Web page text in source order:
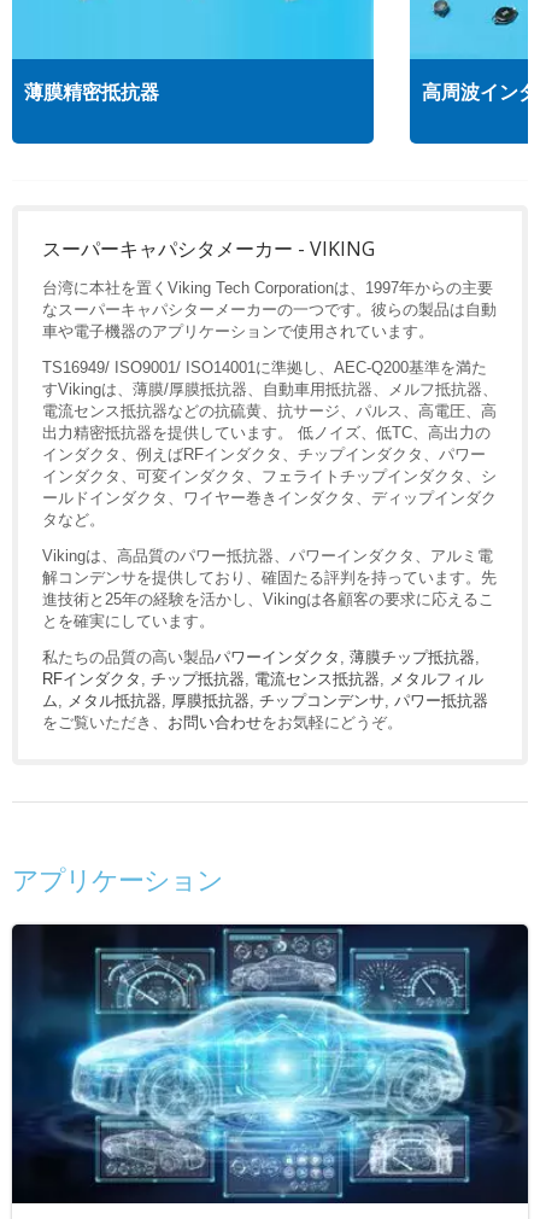
薄膜精密抵抗器 高周波イン
スーパーキャパシタメーカー - VIKING
台湾に本社を置くViking Tech Corporationは、1997年からの主要
なスーパーキャパシターメーカーの一つです。彼らの製品は自動
車や電子機器のアプリケーションで使用されています。
TS16949/ ISO9001/ ISO14001に準拠し、AEC-Q200基準を満た
すVikingは、薄膜/厚膜抵抗器、自動車用抵抗器、メルフ抵抗器、
電流センス抵抗器などの抗硫黄、抗サージ、パルス、高電圧、高
出力精密抵抗器を提供しています。 低ノイズ、低TC、高出力の
インダクタ、例えばRFインダクタ、チップインダクタ、パワー
インダクタ、可変インダクタ、フェライトチップインダクタ、シ
ールドインダクタ、ワイヤー巻きインダクタ、ディップインダク
タなど。
Vikingは、高品質のパワー抵抗器、パワーインダクタ、アルミ電
解コンデンサを提供しており、確固たる評判を持っています。先
進技術と25年の経験を活かし、Vikingは各顧客の要求に応えるこ
とを確実にしています。
私たちの品質の高い製品パワーインダクタ 薄膜チップ抵抗器
RFインダクタ
チップ抵抗器 電流センス抵抗器
メタルフィル
ム
メタル抵抗器 厚膜抵抗器 チップコンデンサ パワー抵抗器
をご覧いただき、 お問い合わせをお気軽にどうぞ。
アプリケーション